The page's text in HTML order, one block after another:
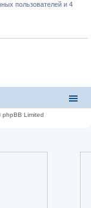
пользователей и 4
Limited